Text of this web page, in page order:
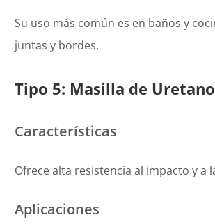
Su uso más común es en baños y
juntas y bordes.
Tipo 5: Masilla de Uretano
Características
Ofrece alta resistencia al impacto y a
Aplicaciones